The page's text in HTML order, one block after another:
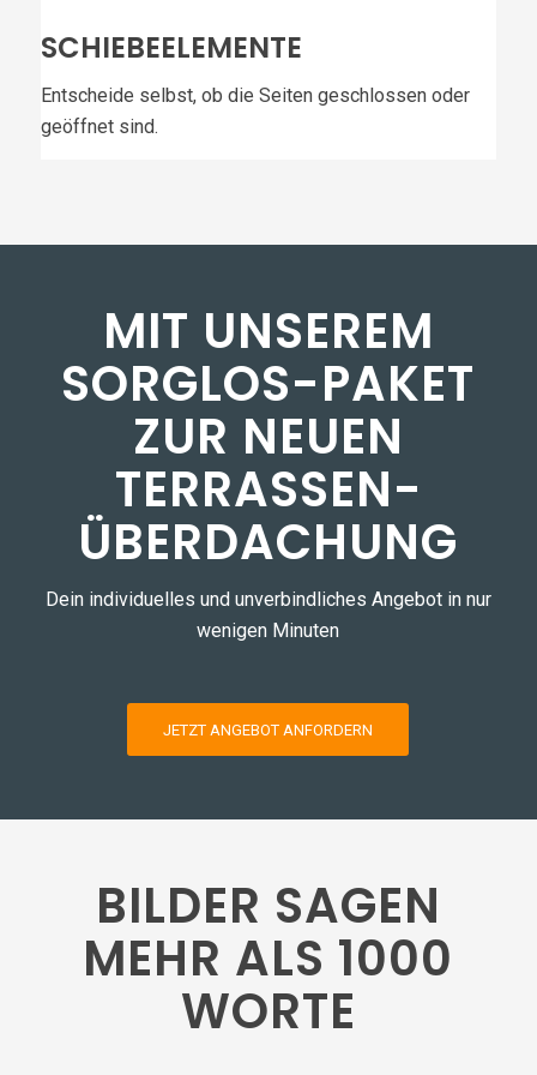
SCHIEBEELEMENTE
Entscheide selbst, ob die Seiten geschlossen oder
geöffnet sind.
MIT UNSEREM
SORGLOS-PAKET
ZUR NEUEN
TERRASSEN­
ÜBERDACHUNG
Dein individuelles und unverbindliches Angebot in nur
wenigen Minuten
JETZT ANGEBOT ANFORDERN
BILDER SAGEN
MEHR ALS 1000
WORTE